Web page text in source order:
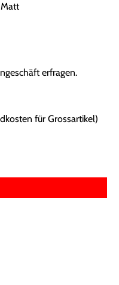
erfragen.
für Grossartikel)